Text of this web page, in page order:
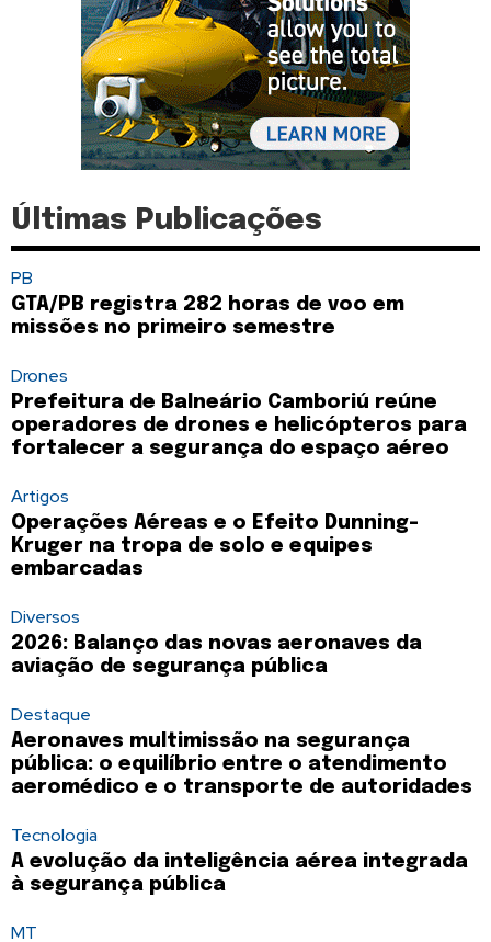
Últimas Publicações
PB
GTA/PB registra 282 horas de voo em
missões no primeiro semestre
Drones
Prefeitura de Balneário Camboriú reúne
operadores de drones e helicópteros para
fortalecer a segurança do espaço aéreo
Artigos
Operações Aéreas e o Efeito Dunning-
Kruger na tropa de solo e equipes
embarcadas
Diversos
2026: Balanço das novas aeronaves da
aviação de segurança pública
Destaque
Aeronaves multimissão na segurança
pública: o equilíbrio entre o atendimento
aeromédico e o transporte de autoridades
Tecnologia
A evolução da inteligência aérea integrada
à segurança pública
MT